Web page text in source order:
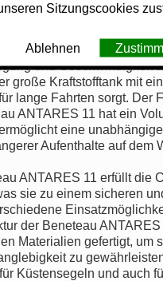
mit zwei Motoren, jeweils
Diese Motorisierung
und Geschwindigkeit
große Kraftstofftank mit
lange Fahrten sorgt. Der
ANTARES 11 hat ein
eine
Aufenthalte auf dem
ANTARES 11 erfüllt die
sie zu einem sicheren
der Beneteau
Materialien gefertigt, um
zu
Küstensegeln und auch
Sitzungscookies
Ablehnen